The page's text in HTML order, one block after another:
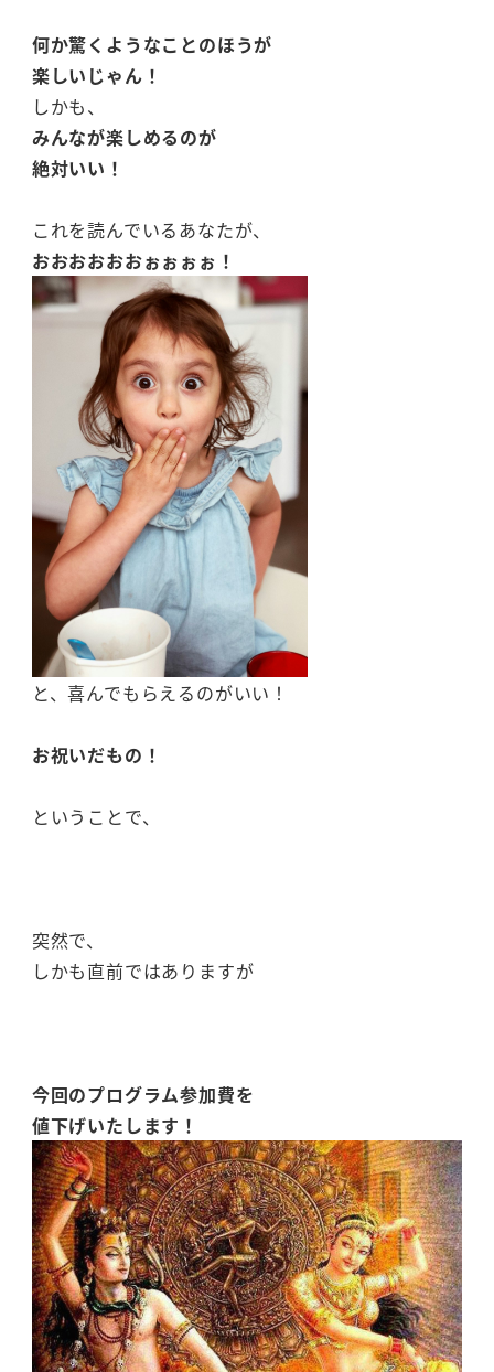
何か驚くようなことのほうが
楽しいじゃん！
しかも、
みんなが楽しめるのが
絶対いい！
これを読んでいるあなたが、
おおおおおおぉぉぉぉ！
と、喜んでもらえるのがいい！
お祝いだもの！
ということで、
突然で、
しかも直前ではありますが
今回のプログラム参加費を
値下げいたします！